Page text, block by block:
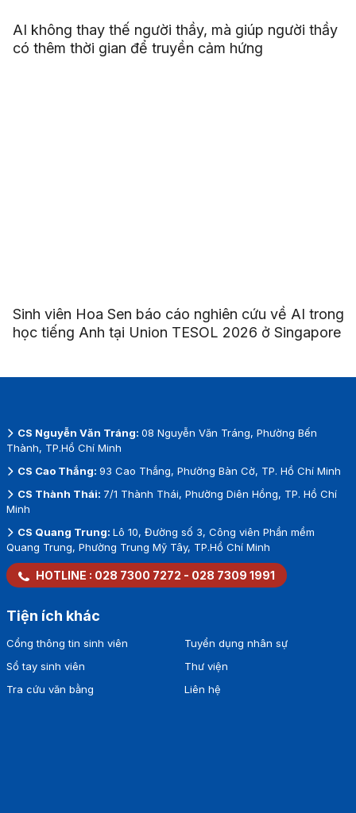
AI không thay thế người thầy, mà giúp người thầy
có thêm thời gian để truyền cảm hứng
Sinh viên Hoa Sen báo cáo nghiên cứu về AI trong
học tiếng Anh tại Union TESOL 2026 ở Singapore
CS Nguyễn Văn Tráng: 08 Nguyễn Văn Tráng, Phường Bến
Thành, TP.Hồ Chí Minh
CS Cao Thắng: 93 Cao Thắng, Phường Bàn Cờ, TP. Hồ Chí Minh
CS Thành Thái: 7/1 Thành Thái, Phường Diên Hồng, TP. Hồ Chí
Minh
CS Quang Trung: Lô 10, Đường số 3, Công viên Phần mềm
Quang Trung, Phường Trung Mỹ Tây, TP.Hồ Chí Minh
HOTLINE : 028 7300 7272 - 028 7309 1991
Tiện ích khác
Cổng thông tin sinh viên
Sổ tay sinh viên
Tra cứu văn bằng
Tuyển dụng nhân sự
Thư viện
Liên hệ